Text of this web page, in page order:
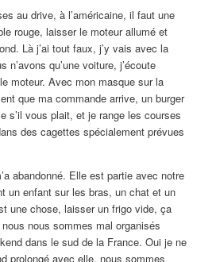
au drive, à l’américaine, il faut une
rouge, laisser le moteur allumé et
Là j’ai tout faux, j’y vais avec la
n’avons qu’une voiture, j’écoute
moteur. Avec mon masque sur la
que ma commande arrive, un burger
s’il vous plait, et je range les courses
des cagettes spécialement prévues
abandonné. Elle est partie avec notre
un enfant sur les bras, un chat et un
une chose, laisser un frigo vide, ça
nous sommes mal organisés
dans le sud de la France. Oui je ne
prolongé avec elle, nous sommes